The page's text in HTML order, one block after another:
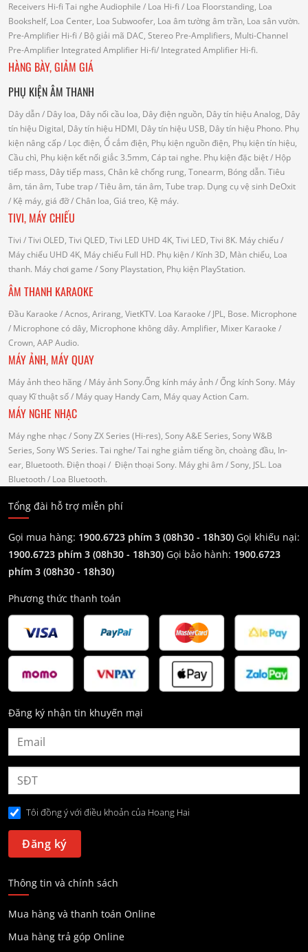
Receivers Hi-fi Tai nghe Audiophile / Loa Hi-fi / Loa Floorstanding, Loa
Bookshelf, Loa Center, Loa Subwoofer, Loa âm tường âm trần, Loa sân vườn.
Pre-Amplifier Hi-fi / Bộ giải mã DAC, Stereo Pre-Amplifiers, Multi-Channel
Pre-Amplifier Integrated Amplifier Hi-fi/ Integrated Amplifier Hi-fi.
HÀNG BÀY, GIẢM GIÁ
PHỤ KIỆN ÂM THANH
Dây dẫn/ Dây loa, Dây nối cầu loa, Dây điện nguồn, Dây tín hiệu Analog, Dây
tín hiệu Digital, Dây tín hiệu HDMI, Dây tín hiệu USB, Dây tín hiệu Phono. Phụ
kiện nâng cấp/ Lọc điện, Ổ cắm điện, Phụ kiện nguồn điện, Phụ kiện tín hiệu,
Cầu chì, Phụ kiện kết nối giắc 3.5mm, Cáp tai nghe. Phụ kiện đặc biệt/ Hộp
tiếp mass, Dây tiếp mass, Chân kê chống rung, Tonearm, Bóng dẫn. Tiêu
âm, tán âm, Tube trap/ Tiêu âm, tán âm, Tube trap. Dụng cụ vệ sinh DeOxit
/ Kệ máy, giá đỡ/ Chân loa, Giá treo, Kệ máy.
TIVI, MÁY CHIẾU
Tivi / Tivi OLED, Tivi QLED, Tivi LED UHD 4K, Tivi LED, Tivi 8K. Máy chiếu/
Máy chiếu UHD 4K, Máy chiếu Full HD. Phụ kiện/ Kính 3D, Màn chiếu, Loa
thanh. Máy chơi game / Sony Playstation, Phụ kiện PlayStation.
ÂM THANH KARAOKE
Đầu Karaoke / Acnos, Arirang, VietKTV. Loa Karaoke / JPL, Bose. Microphone
/ Microphone có dây, Microphone không dây. Amplifier, Mixer Karaoke /
Crown, AAP Audio.
MÁY ẢNH, MÁY QUAY
Máy ảnh theo hãng / Máy ảnh Sony.Ống kính máy ảnh / Ống kính Sony. Máy
quay Kĩ thuật số/ Máy quay Handy Cam, Máy quay Action Cam.
MÁY NGHE NHẠC
Máy nghe nhạc / Sony ZX Series (Hi-res), Sony A&E Series, Sony W&B
Series, Sony WS Series. Tai nghe/ Tai nghe giảm tiếng ồn, choàng đầu, In-
ear, Bluetooth. Điện thoại / Điện thoại Sony. Máy ghi âm / Sony, JSL. Loa
Bluetooth/ Loa Bluetooth.
Tổng đài hỗ trợ miễn phí
Gọi mua hàng: 1900.6723 phím 3 (08h30 - 18h30) Gọi khiếu nại:
1900.6723 phím 3 (08h30 - 18h30) Gọi bảo hành: 1900.6723
phím 3 (08h30 - 18h30)
Phương thức thanh toán
Đăng ký nhận tin khuyến mại
Tôi đồng ý với điều khoản của Hoang Hai
Thông tin và chính sách
Mua hàng và thanh toán Online
Mua hàng trả góp Online